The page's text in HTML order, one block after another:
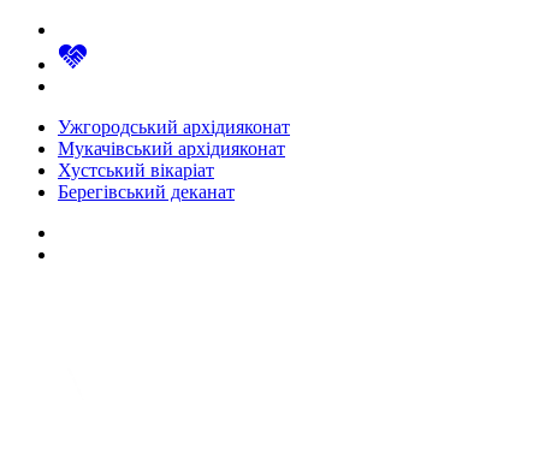
Ужгородський архідияконат
Мукачівський архідияконат
Хустський вікаріат
Берегівський деканат